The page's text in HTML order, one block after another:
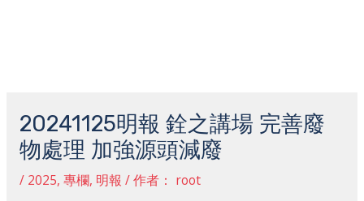
20241125明報 銓之講場 完善廢
物處理 加強源頭減廢
/ 2025, 專欄, 明報 / 作者： root